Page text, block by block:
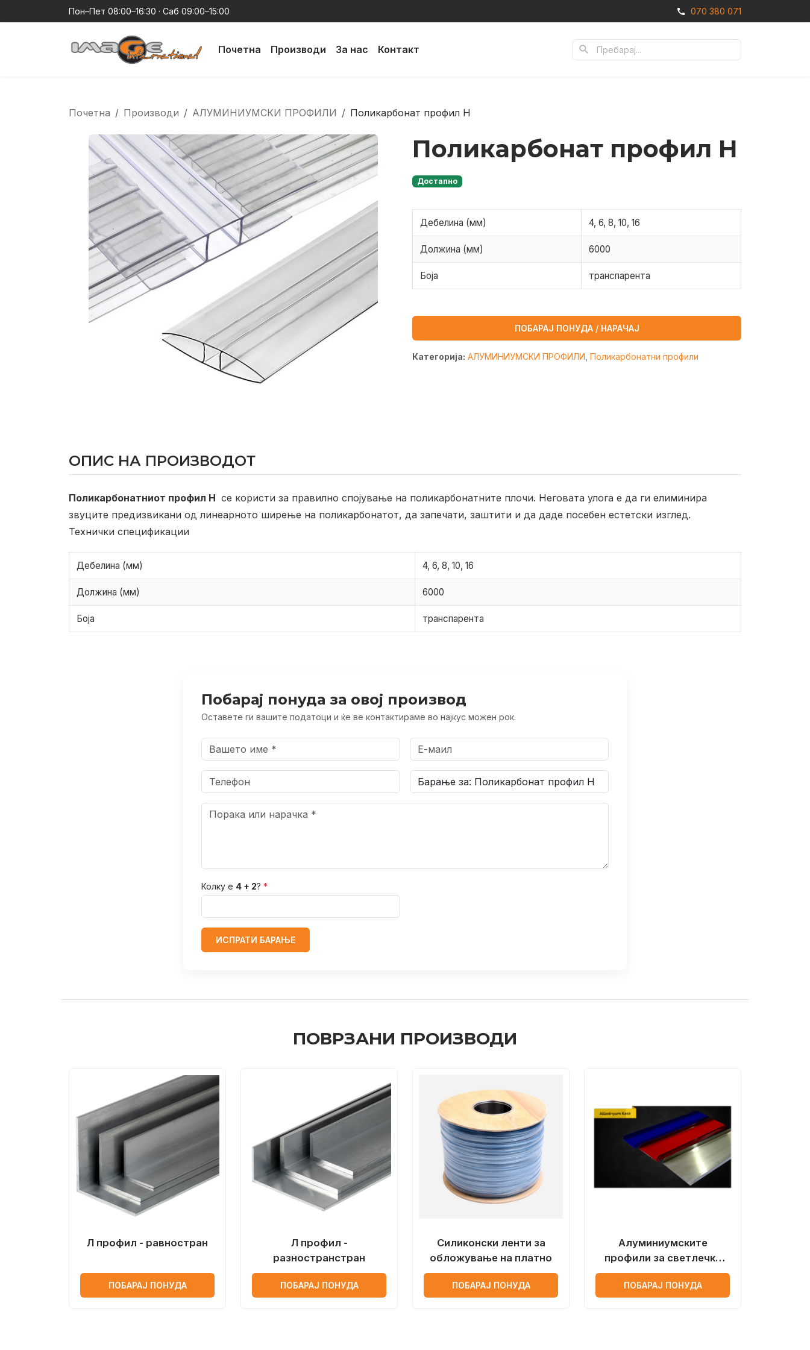
Пон–Пет 08:00–16:30 · Саб 09:00–15:00 call 070 380 071
Почетна Производи За нас Контакт search
Почетна Производи АЛУМИНИУМСКИ ПРОФИЛИ Поликарбонат профил H
Поликарбонат профил H
Достапно
Дебелина (мм) 4, 6, 8, 10, 16
Должина (мм) 6000
Боја транспарента
ПОБАРАЈ ПОНУДА / НАРАЧАЈ
Категорија: АЛУМИНИУМСКИ ПРОФИЛИ Поликарбонатни профили
ОПИС НА ПРОИЗВОДОТ
Поликарбонатниот профил H се користи за правилно спојување на поликарбонатните плочи. Неговата улога е да ги елиминира
звуците предизвикани од линеарното ширење на поликарбонатот, да запечати, заштити и да даде посебен естетски изглед.
Технички спецификации
Дебелина (мм) 4, 6, 8, 10, 16
Должина (мм) 6000
Боја транспарента
Побарај понуда за овој производ
Оставете ги вашите податоци и ќе ве контактираме во најкус можен рок.
Колку е 4 + 2? *
ИСПРАТИ БАРАЊЕ
ПОВРЗАНИ ПРОИЗВОДИ
Л профил - равностран
ПОБАРАЈ ПОНУДА
Л профил -
разностранстран
ПОБАРАЈ ПОНУДА
Силиконски ленти за
обложување на платно
ПОБАРАЈ ПОНУДА
Алуминиумските
профили за светлечки
реклами
ПОБАРАЈ ПОНУДА